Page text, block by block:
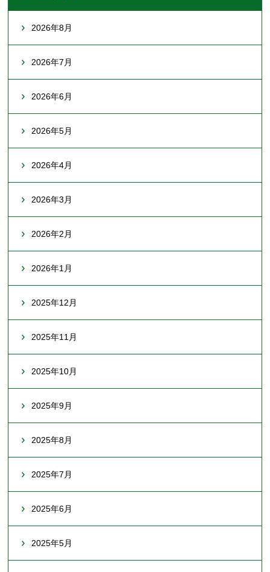
2026年8月
2026年7月
2026年6月
2026年5月
2026年4月
2026年3月
2026年2月
2026年1月
2025年12月
2025年11月
2025年10月
2025年9月
2025年8月
2025年7月
2025年6月
2025年5月